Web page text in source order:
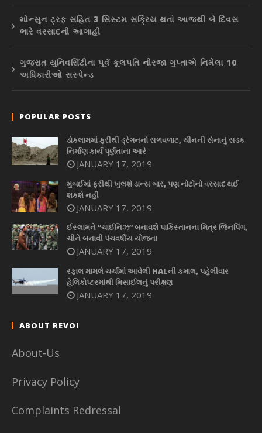
મોન્સુન ટ્રફ સહિત 3 સિસ્ટમ સક્રિય થતાં આજથી બે દિવસ
ભારે વરસાદની આગાહી
ગુજરાત યુનિવર્સિટીના પૂર્વ કૂલપતિ નીરજા ગુપ્તાએ નિમેલા 10
અધિકારીઓ સસ્પેન્ડ
POPULAR POSTS
ડોકલામમાં ફરીથી ડ્રેગનનો સળવળાટ, ચીનની સેનાનું સડક
નિર્માણ કાર્ય પૂર્ણતાના આરે
JANUARY 17, 2019
મુંબઈમાં ફરીથી ખુલશે ડાન્સ બાર, પણ નોટોનો વરસાદ થઈ
શકશે નહીં
JANUARY 17, 2019
ઈસ્લામને “ચાઈનિઝ” બનાવશે પાકિસ્તાનના મિત્ર જિનપિંગ,
ચીને બનાવી પંચવર્ષીય યોજના
JANUARY 17, 2019
રફાલ મામલે ચર્ચામાં આવેલી HALની કમાલ, પહેલીવાર
હેલિકોપ્ટરમાંથી મિસાઈલનું પરીક્ષણ
JANUARY 17, 2019
ABOUT REVOI
About-Us
Privacy Policy
Complaints Redressal